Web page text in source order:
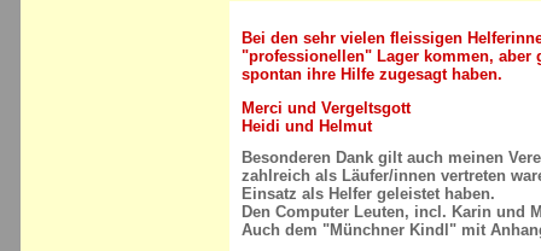
Bei den sehr vielen fleissigen
"professionellen" Lager kommen, aber
spontan ihre Hilfe zugesagt haben.
Merci und Vergeltsgott
Heidi und Helmut
Besonderen Dank gilt auch meinen
zahlreich als Läufer/innen vertreten
Einsatz als Helfer geleistet haben.
Den Computer Leuten, incl. Karin und
Auch dem "Münchner Kindl" mit